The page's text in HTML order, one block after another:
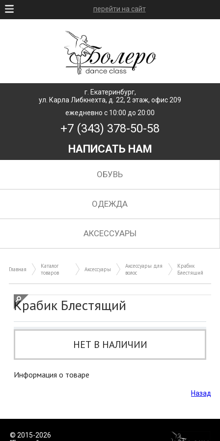
перейти на сайт
г. Екатеринбург,
ул. Карла Либкнехта, д. 22, 2 этаж, офис 209
ежедневно с 10:00 до 20:00
+7 (343) 378-50-58
НАПИСАТЬ НАМ
ОБУВЬ
ОДЕЖДА
АКСЕССУАРЫ
Главная
Каталог
товаров
Аксессуары
Аксессуары для
волос
Крабик
Блестящий
Крабик Блестящий
НЕТ В НАЛИЧИИ
Информация о товаре
Назад
© 2015-2026